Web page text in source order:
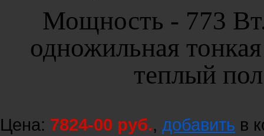
Мощность - 773 Вт.
одножильная
теплый
Цена: 7824-00 руб., добавить в